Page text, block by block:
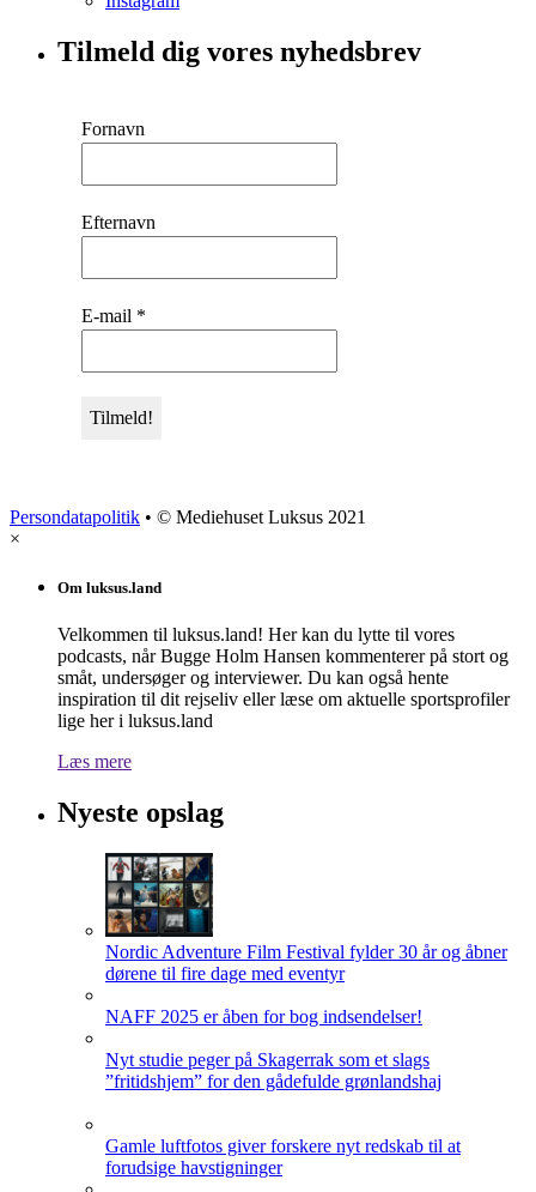
Tilmeld dig vores nyhedsbrev
Fornavn
Efternavn
E-mail *
Persondatapolitik • © Mediehuset Luksus 2021
×
Om luksus.land
Velkommen til luksus.land! Her kan du lytte til vores
podcasts, når Bugge Holm Hansen kommenterer på stort og
småt, undersøger og interviewer. Du kan også hente
inspiration til dit rejseliv eller læse om aktuelle sportsprofiler
lige her i luksus.land
Læs mere
Nyeste opslag
Nordic Adventure Film Festival fylder 30 år og åbner
dørene til fire dage med eventyr
NAFF 2025 er åben for bog indsendelser!
Nyt studie peger på Skagerrak som et slags
”fritidshjem” for den gådefulde grønlandshaj
Gamle luftfotos giver forskere nyt redskab til at
forudsige havstigninger